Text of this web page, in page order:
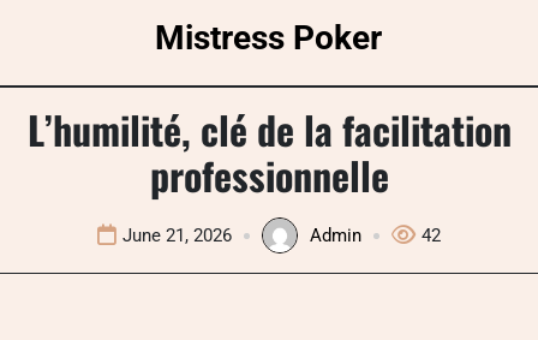
Mistress Poker
L’humilité, clé de la facilitation
professionnelle
June 21, 2026 Admin 42